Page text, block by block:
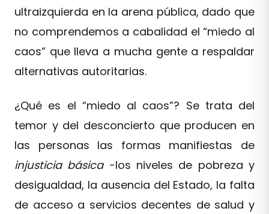
ultraizquierda en la arena pública, dado que
no comprendemos a cabalidad el “miedo al
caos” que lleva a mucha gente a respaldar
alternativas autoritarias.
¿Qué es el “miedo al caos”? Se trata del
temor y del desconcierto que producen en
las personas las formas manifiestas de
injusticia básica-los niveles de pobreza y
desigualdad, la ausencia del Estado, la falta
de acceso a servicios decentes de salud y